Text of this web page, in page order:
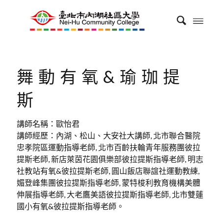
舞動有氧&瑜珈提
斯
講師名稱：歐怡君
講師經歷：內湖、松山、大安社大講師, 北市聯合醫院
忠孝院區運動指導老師, 北市百齡扶輪青年服務團彼拉
提斯老師, 新店萊茵花園俱樂部彼拉提斯指導老師, 明志
社教站有氧&彼拉提斯老師, 圓山飯店聯誼社運動教練,
媚登峰集團彼拉提斯指導老師, 蒙特梭利教育機構美體
伸展指導老師, 大老鷹美語彼拉提斯指導老師, 北市雙蓮
國小有氧&彼拉提斯指導老師。